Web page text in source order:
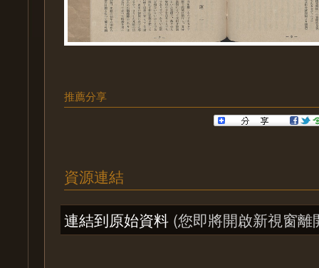
推薦分享
資源連結
連結到原始資料 (您即將開啟新視窗離